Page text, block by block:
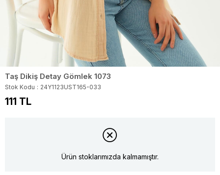
Taş Dikiş Detay Gömlek 1073
Stok Kodu 24Y1123UST165-033
111 TL
Ürün stoklarımızda kalmamıştır.